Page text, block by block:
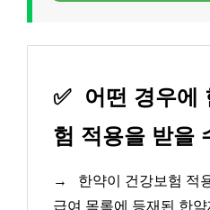
✅
어떤 경우에
험 적용을 받을
→
한약이 건강보험 적
급여 목록에 등재된 한